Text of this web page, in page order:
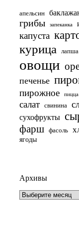
апельсин
грибы запеканка
капуста
курица лапша
овощи
печенье
пирожное пицца
салат свинина
сухофрукты
фарш фасоль
ягоды
Архивы
Архивы